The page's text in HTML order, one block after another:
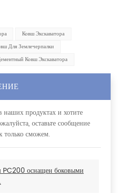
Ковш Экскаватора
Для Землечерпалки
Ковш Экскаватора
наших продуктах и хотите
оставьте сообщение
только сможем.
PC200 оснащен боковыми